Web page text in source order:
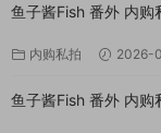
鱼子酱Fish 番外 内
内购私拍 2026-
鱼子酱Fish 番外 内购